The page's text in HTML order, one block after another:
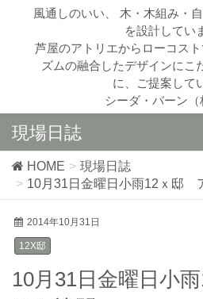
風通しのいい、 木・木組み・
を設計してい
芦屋のアトリエからローコス
ズムの融合したデザインにこ
に、ご提案して
シーダ・バーン
現場日誌
HOME
現場日誌
10月31日金曜日小雨12ｘ邸
2014年10月31日
12X邸
10月31日金曜日小雨12ｘ邸 アポ